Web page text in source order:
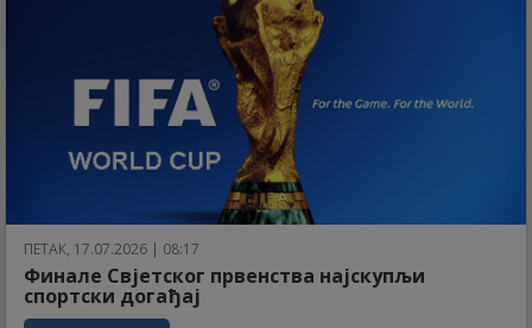
ПЕТАК, 17.07.2026 | 08:17
Финале Свјетског првенства најскупљи
спортски догађај